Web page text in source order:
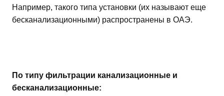
Например, такого типа установки (их называют еще
бесканализационными) распространены в ОАЭ.
По типу фильтрации канализационные и
бесканализационные: